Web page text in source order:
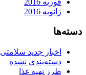
فوریه 2016
ژانویه 2016
دسته‌ها
اخبار جدید سلامتی
دسته‌بندی نشده
طرز تهیه غذا